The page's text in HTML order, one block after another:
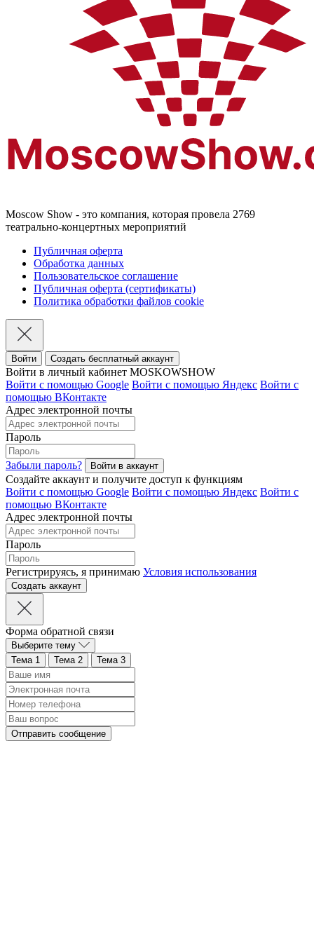
Moscow Show - это компания, которая провела 2769
театрально-концертных мероприятий
Публичная оферта
Обработка данных
Пользовательское соглашение
Публичная оферта (сертификаты)
Политика обработки файлов cookie
Войти Создать бесплатный аккаунт
Войти в личный кабинет MOSKOWSHOW
Войти с помощью Google Войти с помощью Яндекс Войти с
помощью ВКонтакте
Адрес электронной почты
Пароль
Забыли пароль?
Создайте аккаунт и получите доступ к функциям
Войти с помощью Google Войти с помощью Яндекс Войти с
помощью ВКонтакте
Адрес электронной почты
Пароль
Регистрируясь, я принимаю Условия использования
Форма обратной связи
Выберите тему
Тема 1
Тема 2 Тема 3
Отправить сообщение